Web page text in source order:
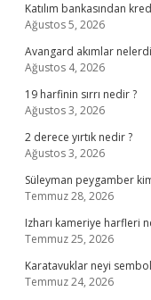
Katılım bankasından
Ağustos 5, 2026
Avangard akımlar
Ağustos 4, 2026
19 harfinin sırrı nedir ?
Ağustos 3, 2026
2 derece yırtık nedir ?
Ağustos 3, 2026
Süleyman peygamber
Temmuz 28, 2026
Izharı kameriye harfleri
Temmuz 25, 2026
Karatavuklar neyi
Temmuz 24, 2026